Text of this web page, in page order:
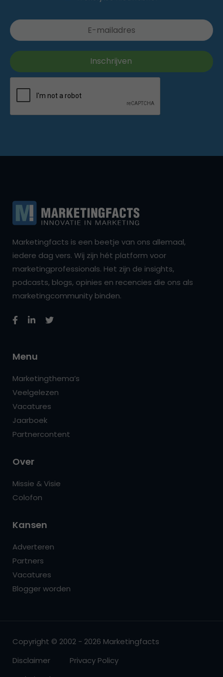
Marketingfacts is een beetje van ons allemaal,
iedere dag vers. Wij zijn hét platform voor
marketingprofessionals. Het zijn de insights,
podcasts, blogs, opinies en recencies die ons als
marketingcommunity binden.
Menu
Marketingthema’s
Veelgelezen
Vacatures
Jaarboek
Partnercontent
Over
Missie & Visie
Colofon
Kansen
Adverteren
Partners
Vacatures
Blogger worden
Copyright © 2002 - 2026 Marketingfacts
Disclaimer
Privacy Policy